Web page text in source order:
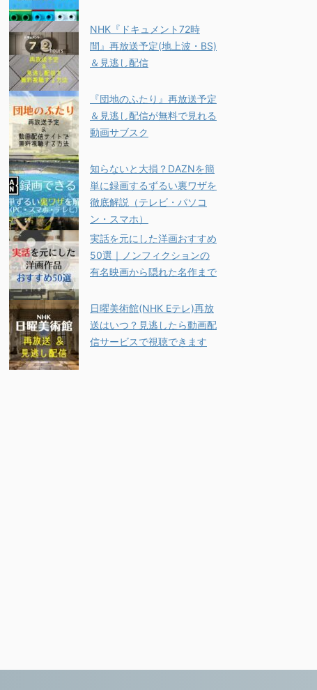
NHK『ドキュメント72時
間』再放送予定(地上波・BS)
＆見逃し配信
『団地のふたり』再放送予定
＆見逃し配信が無料で見れる
動画サブスク
知らないと大損？DAZNを簡
単に録画するずるい裏ワザを
徹底解説（テレビ・パソコ
ン・スマホ）
実話を元にした洋画おすすめ
50選｜ノンフィクションの
有名映画から隠れた名作まで
日曜美術館(NHK Eテレ)再放
送はいつ？見逃したら動画配
信サービスで視聴できます